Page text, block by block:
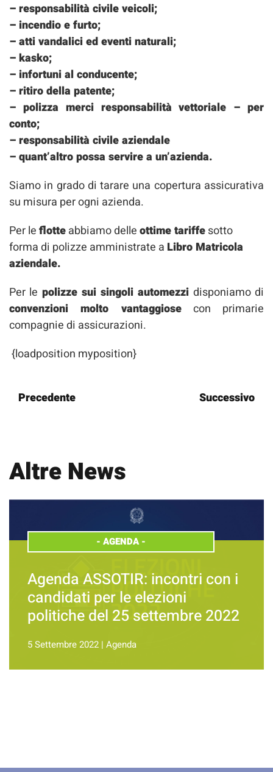
– responsabilità civile veicoli;
– incendio e furto;
– atti vandalici ed eventi naturali;
– kasko;
– infortuni al conducente;
– ritiro della patente;
– polizza merci responsabilità vettoriale – per
conto;
– responsabilità civile aziendale
– quant’altro possa servire a un’azienda.
Siamo in grado di tarare una copertura assicurativa
su misura per ogni azienda.
Per leflotteabbiamo delleottime tariffesotto
forma di polizze amministrate a Libro Matricola
aziendale.
Per le polizze sui singoli automezzi disponiamo di
convenzioni molto vantaggiosecon primarie
compagnie di assicurazioni.
{loadposition myposition}
Precedente Successivo
Altre News
- AGENDA-
Agenda ASSOTIR: incontri con i
candidati per le elezioni
politiche del 25 settembre 2022
5 Settembre 2022 | Agenda